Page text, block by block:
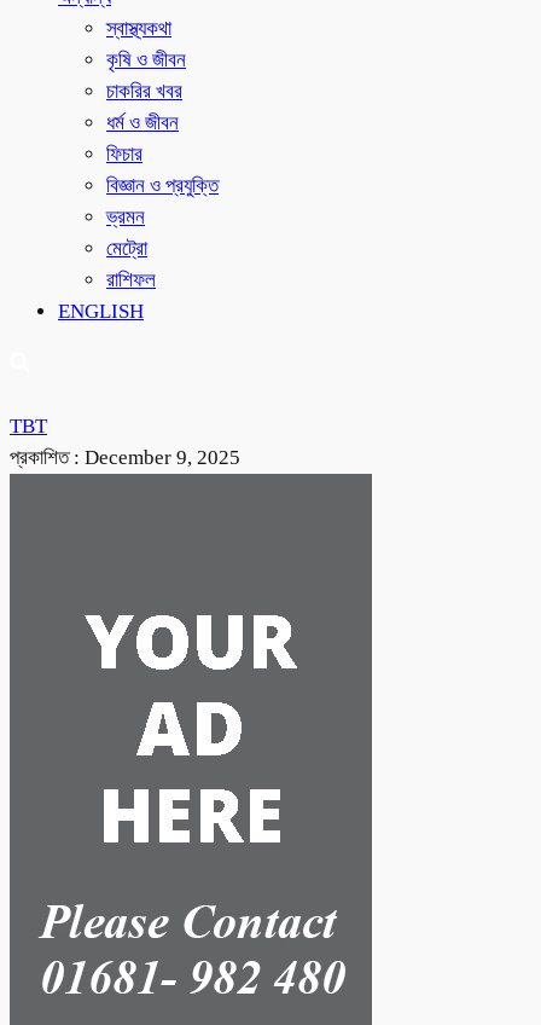
স্বাস্থ্যকথা
কৃষি ও জীবন
চাকরির খবর
ধর্ম ও জীবন
ফিচার
বিজ্ঞান ও প্রযুক্তি
ভ্রমন
মেট্রো
রাশিফল
ENGLISH
TBT
প্রকাশিত : December 9, 2025